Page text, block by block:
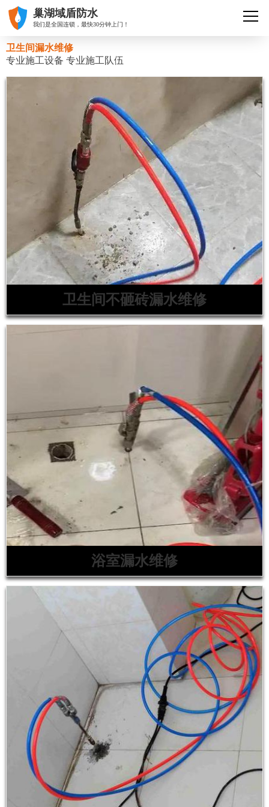
巢湖域盾防水
我们是全国连锁，最快30分钟上门！
卫生间漏水维修
专业施工设备 专业施工队伍
卫生间不砸砖漏水维修
浴室漏水维修